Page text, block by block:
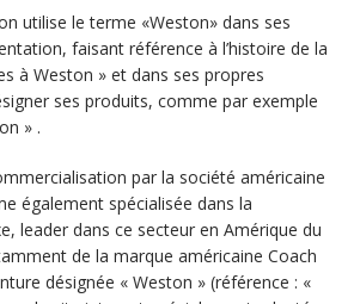
utilise le terme «Weston» dans ses
faisant référence à l’histoire de la
à Weston » et dans ses propres
ses produits, comme par exemple
» .
par la société américaine
également spécialisée dans la
leader dans ce secteur en Amérique du
de la marque américaine Coach
désignée « Weston » (référence : «